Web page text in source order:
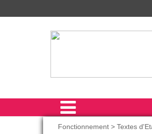
Fonctionnement > Textes